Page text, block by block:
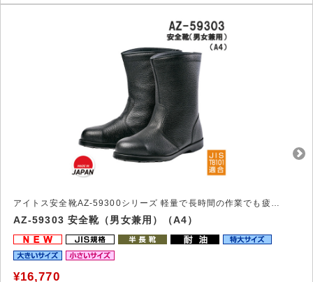
アイトス安全靴AZ-59300シリーズ 軽量で長時間の作業でも疲れにくい安全靴
AZ-59303 安全靴（男女兼用）（A4）
¥16,770